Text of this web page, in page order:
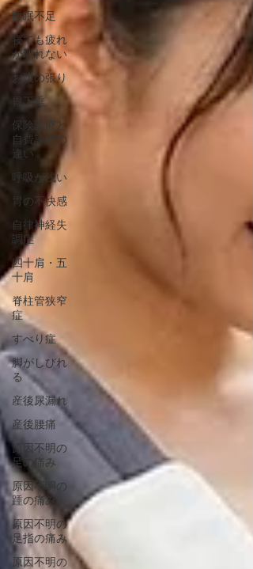
睡眠不足
寝ても疲れ
が取れない
お腹の張り
胃下垂
保険診療と
自費診療の
違い
呼吸が浅い
胃の不快感
自律神経失
調症
四十肩・五
十肩
脊柱管狭窄
症
すべり症
脚がしびれ
る
産後尿漏れ
産後腰痛
原因不明の
足の痛み
原因不明の
踵の痛み
原因不明の
足指の痛み
原因不明の